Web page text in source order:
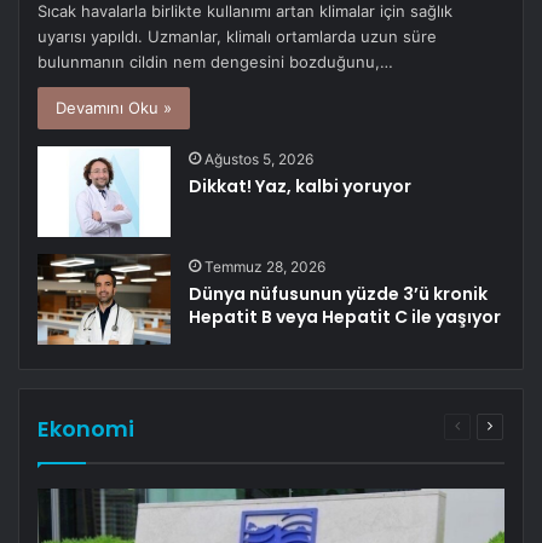
Sıcak havalarla birlikte kullanımı artan klimalar için sağlık
uyarısı yapıldı. Uzmanlar, klimalı ortamlarda uzun süre
bulunmanın cildin nem dengesini bozduğunu,…
Devamını Oku »
Ağustos 5, 2026
Dikkat! Yaz, kalbi yoruyor
Temmuz 28, 2026
Dünya nüfusunun yüzde 3’ü kronik
Hepatit B veya Hepatit C ile yaşıyor
Ekonomi
ÖncekiSonraki